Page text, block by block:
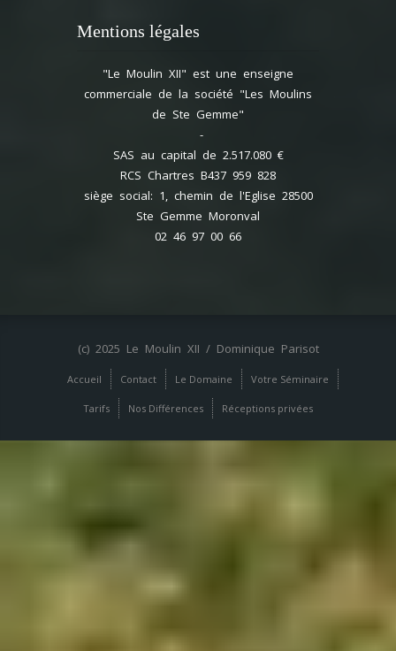
Mentions légales
"Le Moulin XII" est une enseigne
commerciale de la société "Les Moulins
de Ste Gemme"
-
SAS au capital de 2.517.080 €
RCS Chartres B437 959 828
siège social: 1, chemin de l'Eglise 28500
Ste Gemme Moronval
02 46 97 00 66
(c) 2025 Le Moulin XII / Dominique Parisot
Accueil Contact Le Domaine Votre Séminaire
Tarifs Nos Différences Réceptions privées